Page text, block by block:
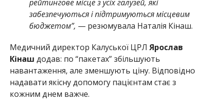
рейтингове місце з усіх галузей, які
забезпечуються і підтримуються місцевим
бюджетом”, — резюмувала Наталія Кінаш.
Медичний директор Калуської ЦРЛ Ярослав
Кінаш додав: по “пакетах” збільшують
навантаження, але зменшують ціну. Відповідно
надавати якісну допомогу пацієнтам стає з
кожним днем важче.